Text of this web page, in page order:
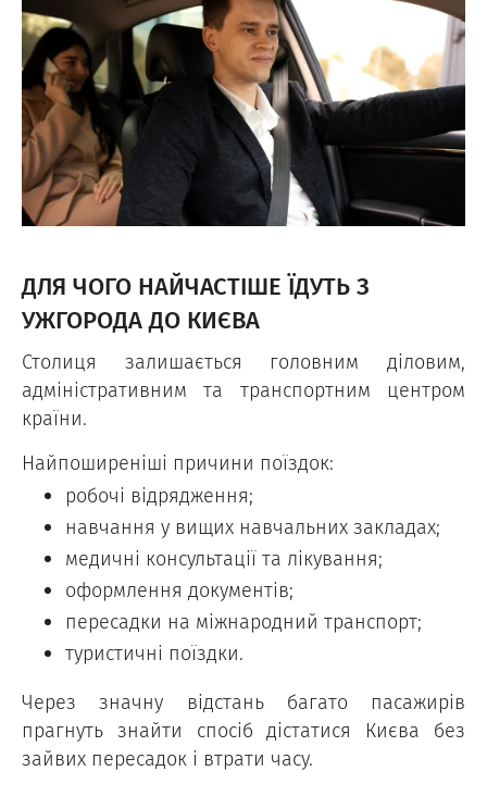
ДЛЯ ЧОГО НАЙЧАСТІШЕ ЇДУТЬ З
УЖГОРОДА ДО КИЄВА
Столиця залишається головним діловим,
адміністративним та транспортним центром
країни.
Найпоширеніші причини поїздок:
робочі відрядження;
навчання у вищих навчальних закладах;
медичні консультації та лікування;
оформлення документів;
пересадки на міжнародний транспорт;
туристичні поїздки.
Через значну відстань багато пасажирів
прагнуть знайти спосіб дістатися Києва без
зайвих пересадок і втрати часу.